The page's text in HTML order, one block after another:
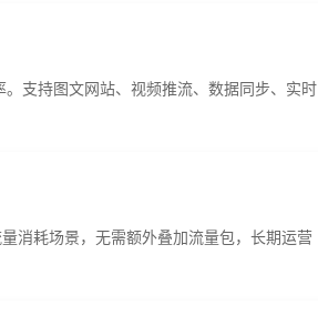
支持图文网站、视频推流、数据同步、实时
消耗场景，无需额外叠加流量包，长期运营